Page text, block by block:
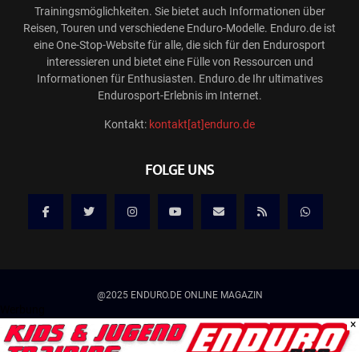
Trainingsmöglichkeiten. Sie bietet auch Informationen über
Reisen, Touren und verschiedene Enduro-Modelle. Enduro.de ist
eine One-Stop-Website für alle, die sich für den Endurosport
interessieren und bietet eine Fülle von Ressourcen und
Informationen für Enthusiasten. Enduro.de Ihr ultimatives
Endurosport-Erlebnis im Internet.
Kontakt: kontakt[at]enduro.de
FOLGE UNS
@2025 ENDURO.DE ONLINE MAGAZIN
Kontakt
Mediadaten/Werbung
Allgemeine Geschäftsbedingungen
Impressum
×